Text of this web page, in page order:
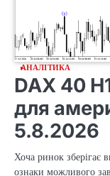
АНАЛІТИКА
DAX 40
для
5.8.2026
Хоча ринок зберігає
ознаки можливого